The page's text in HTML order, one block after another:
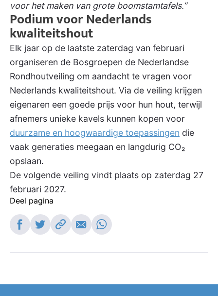
voor het maken van grote boomstamtafels.”
Podium voor Nederlands
kwaliteitshout
Elk jaar op de laatste zaterdag van februari
organiseren de Bosgroepen de Nederlandse
Rondhoutveiling om aandacht te vragen voor
Nederlands kwaliteitshout. Via de veiling krijgen
eigenaren een goede prijs voor hun hout, terwijl
afnemers unieke kavels kunnen kopen voor
duurzame en hoogwaardige toepassingen die
vaak generaties meegaan en langdurig CO₂
opslaan.
De volgende veiling vindt plaats op zaterdag 27
februari 2027.
Deel pagina
Deel op Facebook
Deel op Twitter
Kopieer linkDeel via e-mail
Deel op Whatsapp